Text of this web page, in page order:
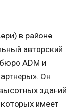
в районе
авторский
ADM и
Он
зданий
имеет